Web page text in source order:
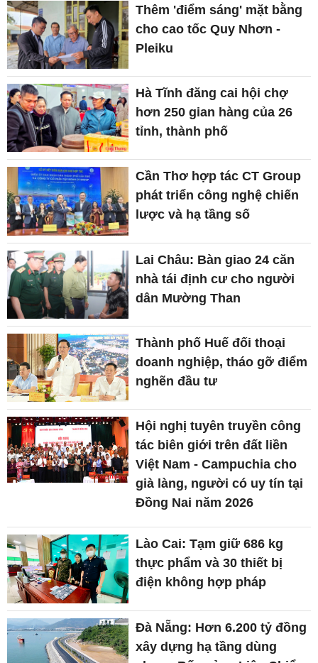
Thêm 'điểm sáng' mặt bằng
cho cao tốc Quy Nhơn -
Pleiku
Hà Tĩnh đăng cai hội chợ
hơn 250 gian hàng của 26
tỉnh, thành phố
Cần Thơ hợp tác CT Group
phát triển công nghệ chiến
lược và hạ tầng số
Lai Châu: Bàn giao 24 căn
nhà tái định cư cho người
dân Mường Than
Thành phố Huế đối thoại
doanh nghiệp, tháo gỡ điểm
nghẽn đầu tư
Hội nghị tuyên truyền công
tác biên giới trên đất liền
Việt Nam - Campuchia cho
già làng, người có uy tín tại
Đồng Nai năm 2026
Lào Cai: Tạm giữ 686 kg
thực phẩm và 30 thiết bị
điện không hợp pháp
Đà Nẵng: Hơn 6.200 tỷ đồng
xây dựng hạ tầng dùng